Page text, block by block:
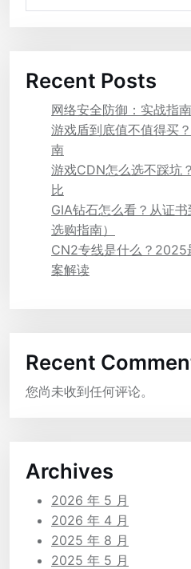
Recent Posts
网络安全防御：实战指
游戏盾到底值不值得买
南
游戏CDN怎么选不踩坑
比
GIA钻石怎么看？从证
选购指南）
CN2专线是什么？
案解读
Recent
您尚未收到任何评论。
Archives
2026 年 5 月
2026 年 4 月
2025 年 8 月
2025 年 5 月